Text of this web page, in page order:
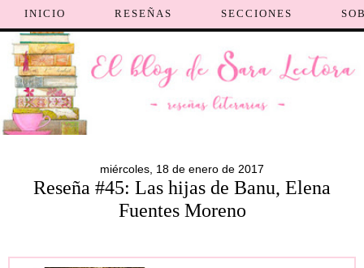
INICIO RESEÑAS SECCIONES
miércoles, 18 de enero de 2017
Reseña #45: Las hijas de Banu, Elena
Fuentes Moreno